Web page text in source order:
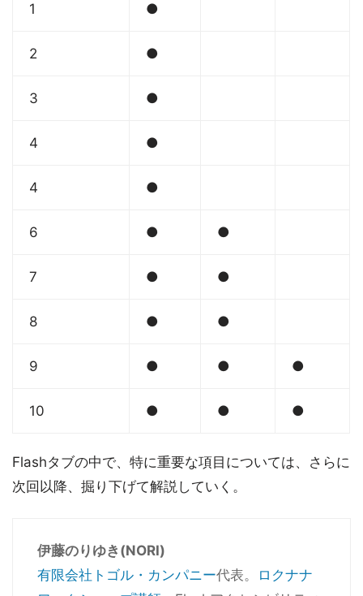
1 ●
2 ●
3 ●
4 ●
4 ●
6 ● ●
7 ● ●
8 ● ●
9 ● ● ●
10 ● ● ●
Flashタブの中で、特に重要な項目については、さらに
次回以降、掘り下げて解説していく。
伊藤のりゆき(NORI)
有限会社トゴル・カンパニー代表。
ロクナナ